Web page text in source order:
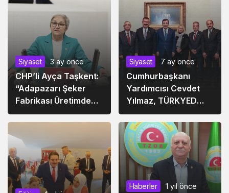
Siyaset 3 ay önce
CHP’li Ayça Taşkent:
“Adapazarı Şeker
Fabrikası Üretimden
Koparılıp Ranta
Teslim Ediliyor”
Siyaset 7 ay önce
Cumhurbaşkanı
Yardımcısı Cevdet
Yılmaz, TÜRKYED
Heyetini Kabul Etti
Haberler 1 yıl önce